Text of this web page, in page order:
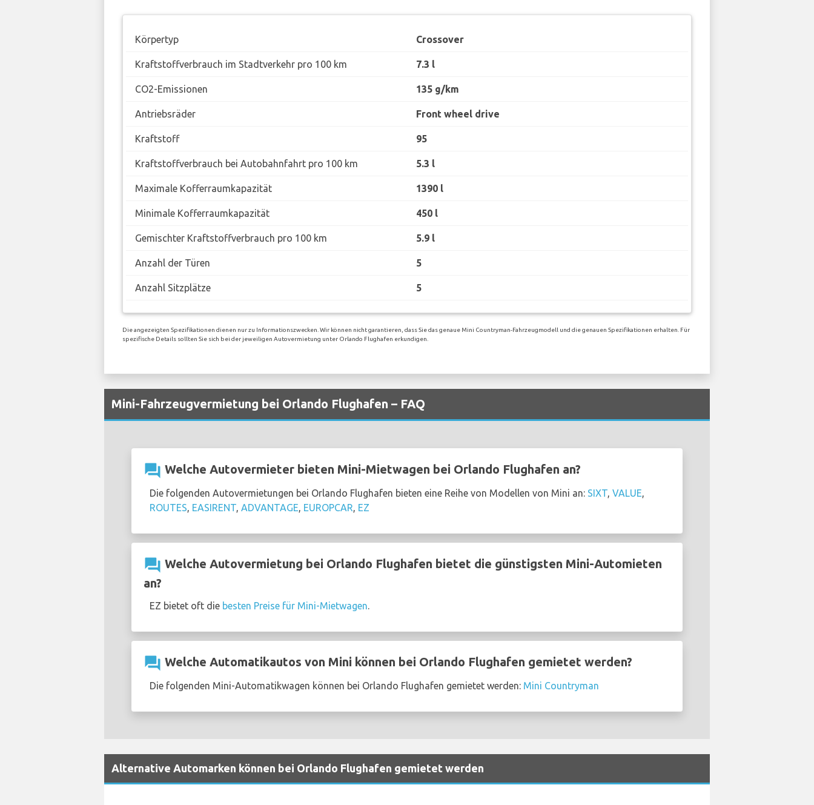
Körpertyp Crossover
Kraftstoffverbrauch im Stadtverkehr pro 100 km 7.3 l
CO2-Emissionen 135 g/km
Antriebsräder Front wheel drive
Kraftstoff 95
Kraftstoffverbrauch bei Autobahnfahrt pro 100 km 5.3 l
Maximale Kofferraumkapazität 1390 l
Minimale Kofferraumkapazität 450 l
Gemischter Kraftstoffverbrauch pro 100 km 5.9 l
Anzahl der Türen 5
Anzahl Sitzplätze 5
Die angezeigten Spezifikationen dienen nur zu Informationszwecken. Wir können nicht garantieren, dass Sie das genaue Mini Countryman-Fahrzeugmodell und die genauen Spezifikationen erhalten. Für
spezifische Details sollten Sie sich bei der jeweiligen Autovermietung unter Orlando Flughafen erkundigen.
Mini-Fahrzeugvermietung bei Orlando Flughafen – FAQ
question_answer Welche Autovermieter bieten Mini-Mietwagen bei Orlando Flughafen an?
Die folgenden Autovermietungen bei Orlando Flughafen bieten eine Reihe von Modellen von Mini an: SIXT, VALUE,
ROUTES, EASIRENT, ADVANTAGE, EUROPCAR, EZ
question_answer Welche Autovermietung bei Orlando Flughafen bietet die günstigsten Mini-Automieten
an?
EZ bietet oft die besten Preise für Mini-Mietwagen.
question_answer Welche Automatikautos von Mini können bei Orlando Flughafen gemietet werden?
Die folgenden Mini-Automatikwagen können bei Orlando Flughafen gemietet werden: Mini Countryman
Alternative Automarken können bei Orlando Flughafen gemietet werden